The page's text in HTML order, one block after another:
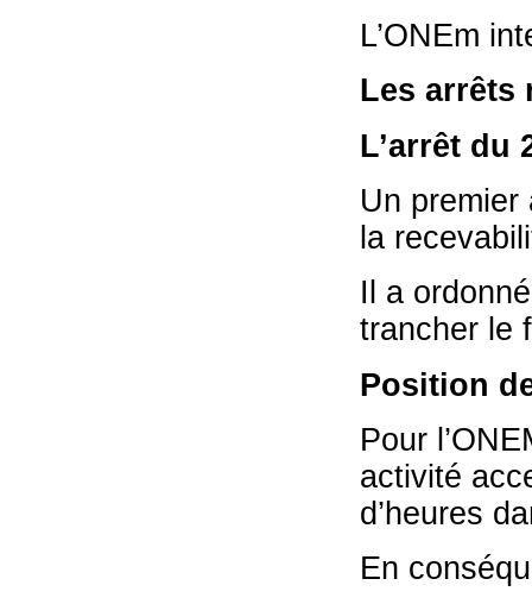
L’ONEm
Les arrêts
L’arrêt du
Un
la
Il a
trancher le
Position
Pour
activité
d’heures
En